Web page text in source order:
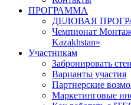
ПРОГРАММА
ДЕЛОВАЯ
Чемпионат
Kazakhstan»
Участникам
Забронировать
Варианты участия
Партнерские
Маркетинговые